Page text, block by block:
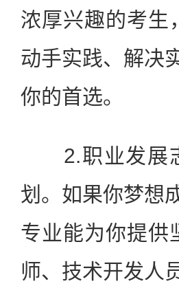
浓厚兴趣的考生
动手实践、解决
你的首选。
2.职业发展志
划。如果你梦想
专业能为你提供
师、技术开发人